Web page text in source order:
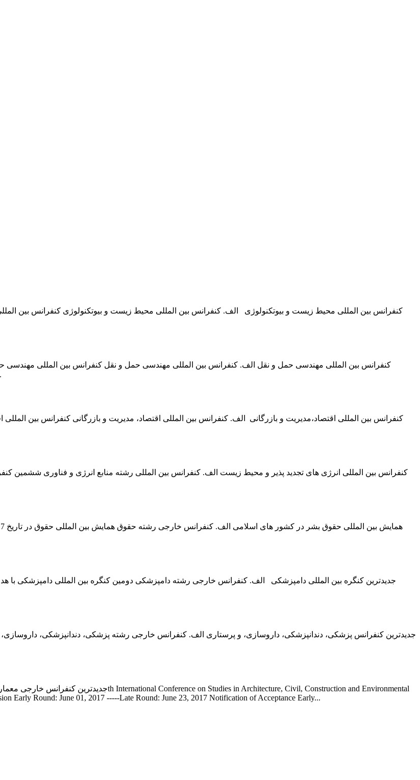
کنفرانس بین المللی مهندسی حمل و نقل الف. کنفرانس بین المللی مهندسی حمل و نقل کنفرانس بین المللی
مهندسان،
کنفرانس بین المللی اقتصاد،مدیریت و بازرگانی الف. کنفرانس بین المللی اقتصاد، مدیریت و بازرگانی کنفرانس بین
کنفرانس بین المللی انرژی های تجدید پذیر و محیط زیست الف. کنفرانس بین المللی رشته منابع انرژی و فناوری ششمین
جدیدترین کنگره بین المللی دامپزشکی الف. کنفرانس خارجی رشته دامپزشکی دومین کنگره بین المللی دامپزشکی
جدیدترین کنفرانس پزشکی، دندانپزشکی، داروسازی، و پرستاری الف. کنفرانس خارجی رشته پزشکی، دندانپزشکی،
Early Round: June 01, 2017 -----Late Round: June 23, 2017 Notification of Acceptance Early...